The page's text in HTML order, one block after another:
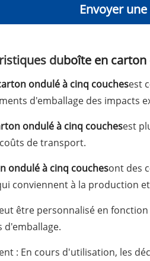
Envoyer
duboîte en
ondulé à cinq couchesest
d'emballage des impacts
ondulé à cinq couchesest
de transport.
ondulé à cinq couchesont des
conviennent à la production
être personnalisé en
: En cours d'utilisation, les